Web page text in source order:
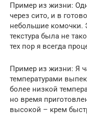
Пример из жизни:
через сито, и в
небольшие комочки.
текстура была не
тех пор я всегда
Пример из жизни: Я
температурами
более низкой
но время
высокой – крем